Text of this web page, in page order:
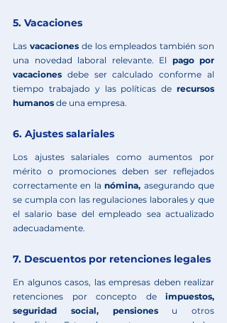
5. Vacaciones
Las vacaciones de los empleados también son
una novedad laboral relevante. El pago por
vacaciones debe ser calculado conforme al
tiempo trabajado y las políticas de recursos
humanos de una empresa.
6. Ajustes salariales
Los ajustes salariales como aumentos por
mérito o promociones deben ser reflejados
correctamente en la nómina, asegurando que
se cumpla con las regulaciones laborales y que
el salario base del empleado sea actualizado
adecuadamente.
7. Descuentos por retenciones legales
En algunos casos, las empresas deben realizar
retenciones por concepto de impuestos,
seguridad social, pensiones u otros